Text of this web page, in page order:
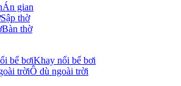
Án gian
Sập thờ
Bàn thờ
Khay nổi bể bơi
Ô dù ngoài trời